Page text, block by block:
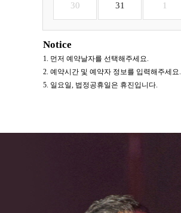
30 31 1
Notice
1. 먼저 예약날자를 선택해주세요.
2. 예약시간 및 예약자 정보를 입력해주세요.
5. 일요일, 법정공휴일은 휴진입니다.